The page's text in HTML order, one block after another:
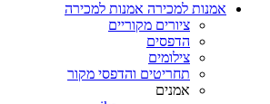
אמנות למכירה אמנות למכירה
ציורים מקוריים
הדפסים
צילומים
תחריטים והדפסי מקור
אמנים